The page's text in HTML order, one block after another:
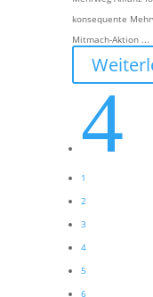
konsequente
Mitmach-Aktion ...
4
1
2
3
4
5
6